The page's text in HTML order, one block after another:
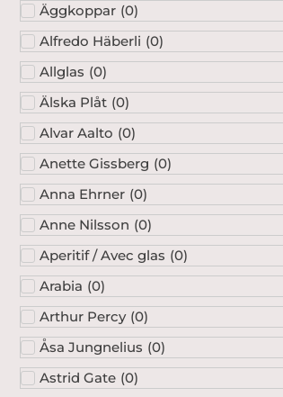
Äggkoppar (0)
Alfredo Häberli (0)
Allglas (0)
Älska Plåt (0)
Alvar Aalto (0)
Anette Gissberg (0)
Anna Ehrner (0)
Anne Nilsson (0)
Aperitif / Avec glas (0)
Arabia (0)
Arthur Percy (0)
Åsa Jungnelius (0)
Astrid Gate (0)